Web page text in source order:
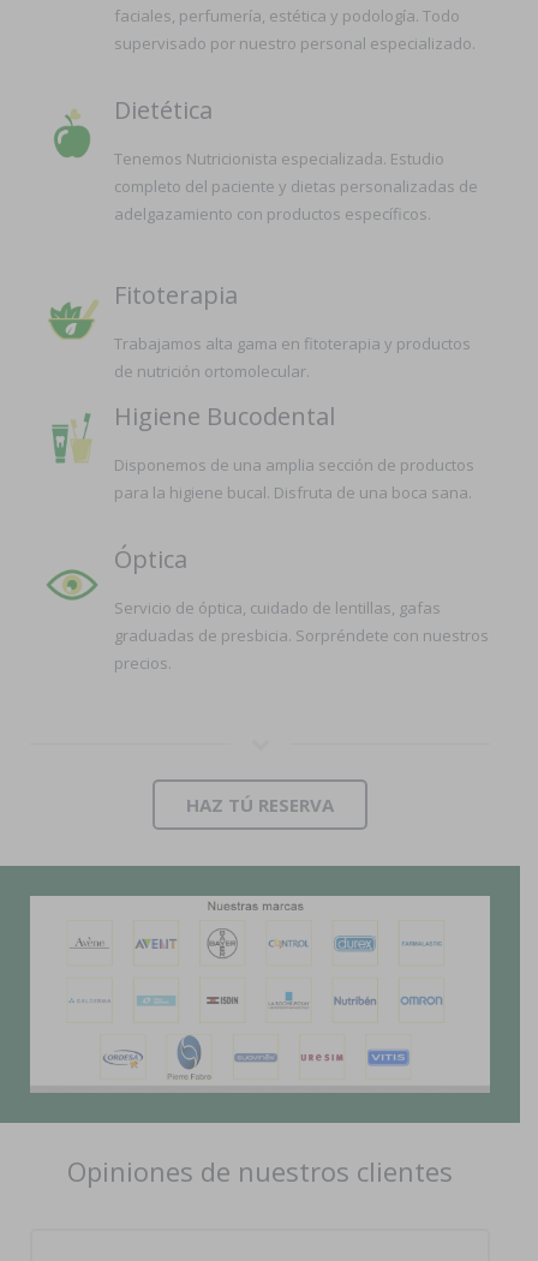
faciales, perfumería, estética y podología. Todo
supervisado por nuestro personal especializado.
Dietética
Tenemos Nutricionista especializada. Estudio
completo del paciente y dietas personalizadas de
adelgazamiento con productos específicos.
Fitoterapia
Trabajamos alta gama en fitoterapia y productos
de nutrición ortomolecular.
Higiene Bucodental
Disponemos de una amplia sección de productos
para la higiene bucal. Disfruta de una boca sana.
Óptica
Servicio de óptica, cuidado de lentillas, gafas
graduadas de presbicia. Sorpréndete con nuestros
precios.
HAZ TÚ RESERVA
Opiniones de nuestros clientes